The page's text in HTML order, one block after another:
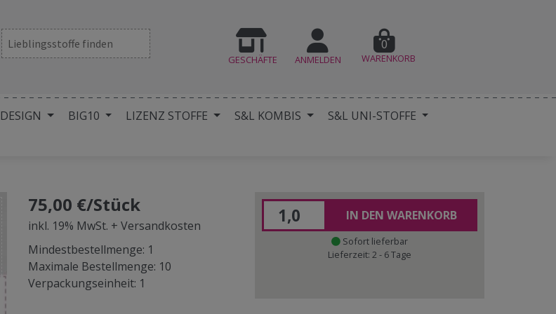
GESCHÄFTE ANMELDEN
0
WARENKORB
DESIGN BIG10 LIZENZ STOFFE S&L KOMBIS
S&L UNI-STOFFE
75,00 €/Stück
inkl. 19% MwSt. + Versandkosten
Mindestbestellmenge: 1
Maximale Bestellmenge: 10
Verpackungseinheit: 1
IN DEN WARENKORB
Sofort lieferbar
Lieferzeit: 2 - 6 Tage